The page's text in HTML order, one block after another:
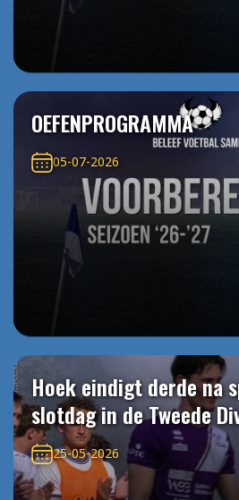
OEFENPROGRAMMA
05-07-2026
Hoek eindigt derde na
slotdag in de Tweede
25-05-2026